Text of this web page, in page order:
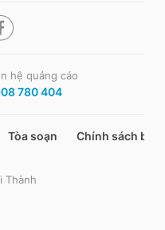
hệ quảng cáo
780 404
Tòa soạn Chính sách bảo
Thành